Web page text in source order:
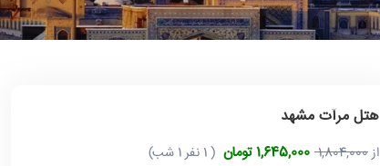
هتل مرآت مشهد
از1,804,000 1,645,000 تومان ( 1 نفر 1 شب)